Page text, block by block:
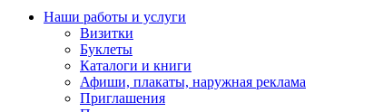
Наши работы и услуги
Визитки
Буклеты
Каталоги и книги
Афиши, плакаты, наружная реклама
Приглашения